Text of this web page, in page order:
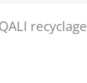
recyclage